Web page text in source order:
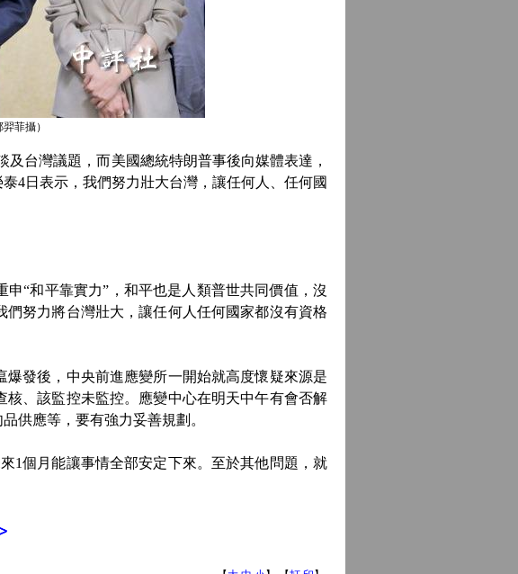
菲攝）
台灣議題，而美國總統特朗普事後向媒體表達，
4日表示，我們努力壯大台灣，讓任何人、任何國
“和平靠實力”，和平也是人類普世共同價值，沒
努力將台灣壯大，讓任何人任何國家都沒有資格
發後，中央前進應變所一開始就高度懷疑來源是
、該監控未監控。應變中心在明天中午有會否解
供應等，要有強力妥善規劃。
個月能讓事情全部安定下來。至於其他問題，就